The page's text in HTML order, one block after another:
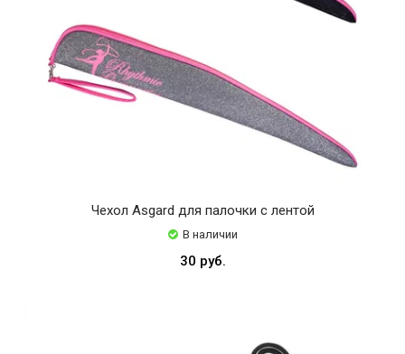
Чехол Asgard для палочки с лентой
В наличии
30 руб.